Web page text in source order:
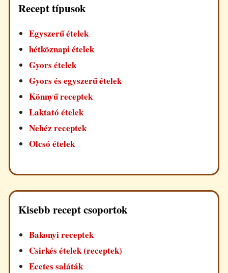
Recept típusok
Egyszerű ételek
hétköznapi ételek
Gyors ételek
Gyors és egyszerű ételek
Könnyű receptek
Laktató ételek
Nehéz receptek
Olcsó ételek
Kisebb recept csoportok
Bakonyi receptek
Csirkés ételek (receptek)
Ecetes saláták